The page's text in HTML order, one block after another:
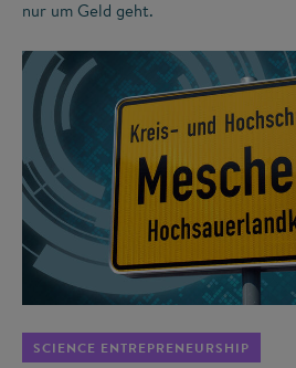
nur um Geld geht.
SCIENCE ENTREPRENEURSHIP